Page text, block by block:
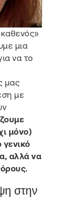
μια
να το
μας
με
μόνο)
γενικό
αλλά να
όρους.
στην